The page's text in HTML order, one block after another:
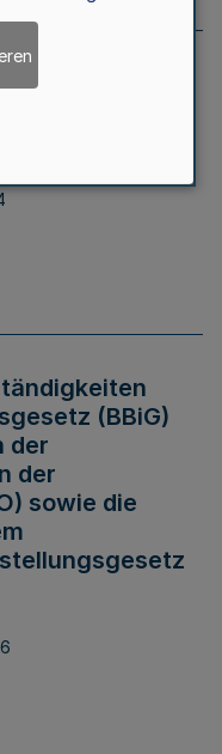
des Landes
-
(BBiG)
der
der
sowie die